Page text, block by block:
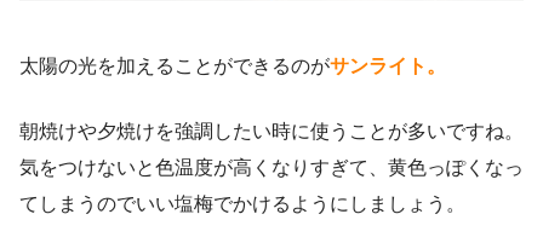
太陽の光を加えることができるのがサンライト。
朝焼けや夕焼けを強調したい時に使うことが多いですね。
気をつけないと色温度が高くなりすぎて、黄色っぽくなっ
てしまうのでいい塩梅でかけるようにしましょう。